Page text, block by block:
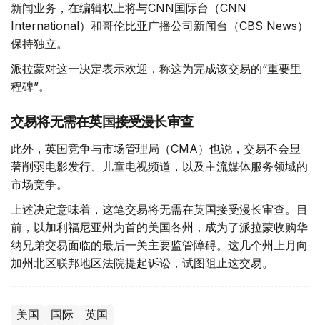
新闻业务，在编辑权上将与CNN国际台（CNN
International）和哥伦比亚广播公司新闻台（CBS News）
保持独立。
派拉蒙对这一决定表示欢迎，称这为完成该交易的“重要里
程碑”。
交易将无需在英国接受漫长审查
此外，英国竞争与市场管理局（CMA）也说，交易不会显
著削弱电影发行、儿童电视频道，以及主流媒体服务领域的
市场竞争。
上述决定意味着，这笔交易将无需在英国接受漫长审查。目
前，以加利福尼亚州为首的美国各州，成为了派拉蒙收购华
纳兄弟交易面临的最后一关主要监管障碍。这几个州上月向
加州北区联邦地区法院提起诉讼，试图阻止这交易。
美国 国际 英国